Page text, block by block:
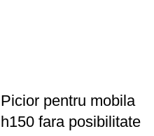
Picior pentru mobila
h150 fara posibilitate